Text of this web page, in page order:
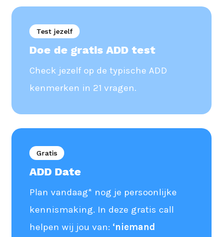
Test jezelf
Doe de gratis ADD test
Check jezelf op de typische ADD
kenmerken in 21 vragen.
Gratis
ADD Date
Plan vandaag* nog je persoonlijke
kennismaking. In deze gratis call
helpen wij jou van: ‘niemand